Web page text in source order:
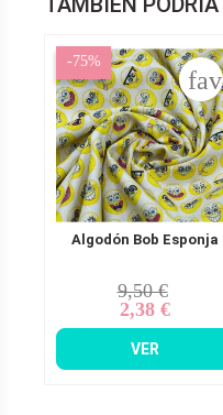
Algodón Bob Esponja
Precio
base
9,50 €
Precio
2,38 €
-75%
VER